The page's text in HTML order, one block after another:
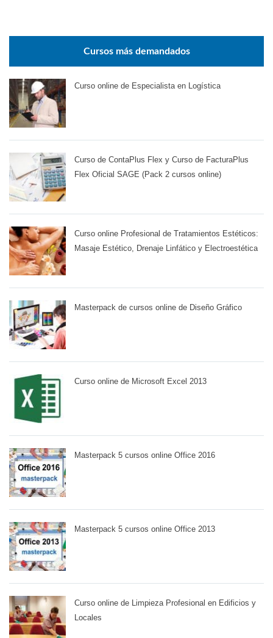
Cursos más demandados
Curso online de Especialista en Logística
Curso de ContaPlus Flex y Curso de FacturaPlus
Flex Oficial SAGE (Pack 2 cursos online)
Curso online Profesional de Tratamientos Estéticos:
Masaje Estético, Drenaje Linfático y Electroestética
Masterpack de cursos online de Diseño Gráfico
Curso online de Microsoft Excel 2013
Masterpack 5 cursos online Office 2016
Masterpack 5 cursos online Office 2013
Curso online de Limpieza Profesional en Edificios y
Locales